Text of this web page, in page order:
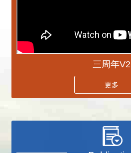
三周年V2
更多